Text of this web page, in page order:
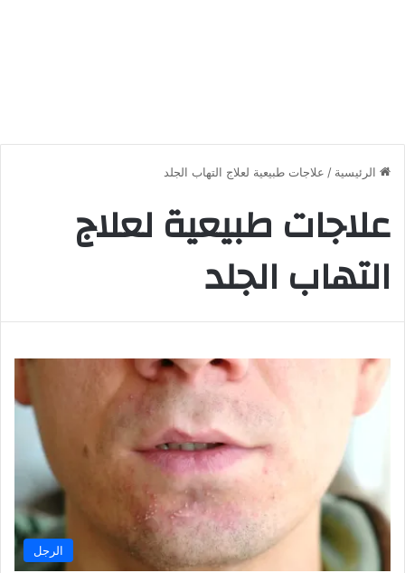
الرئيسية / علاجات طبيعية لعلاج التهاب الجلد
علاجات طبيعية لعلاج
التهاب الجلد
الرجل